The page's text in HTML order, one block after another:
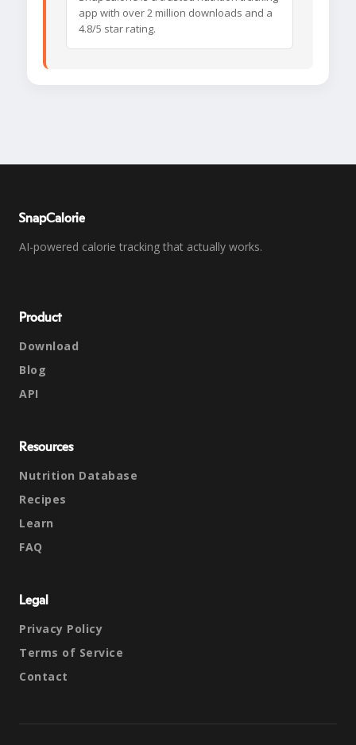
app with over 2 million downloads and a
4.8/5 star rating.
SnapCalorie
AI-powered calorie tracking that actually works.
Product
Download
Blog
API
Resources
Nutrition Database
Recipes
Learn
FAQ
Legal
Privacy Policy
Terms of Service
Contact